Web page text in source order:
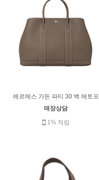
에르메스 가든 파티 30 백 에토프
매장상담
1% 적립